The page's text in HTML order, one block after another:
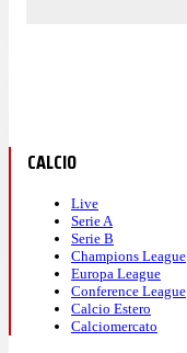
CALCIO
Live
Serie A
Serie B
Champions League
Europa League
Conference League
Calcio Estero
Calciomercato